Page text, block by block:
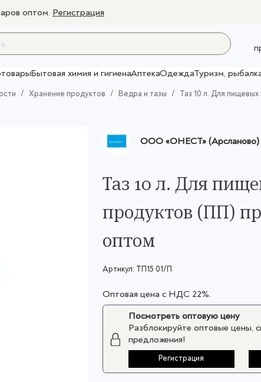
оптом. Регистрация
Бытовая химия и гигиенаАптекаОдеждаТуризм,
Хранение продуктов Ведра и тазы Таз 10 л. Для
ООО «ОНЕСТ» (Арсланово)
Таз 10 л. Для
продуктов (ПП)
оптом
Артикул: ТП15 01/П
Оптовая цена с НДС 22%.
Посмотреть оптовую цену
Разблокируйте оптовые цены,
предложения!
Регистрация